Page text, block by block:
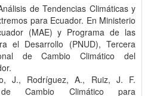
de Tendencias Climáticas y
para Ecuador. En Ministerio
(MAE) y Programa de las
el Desarrollo (PNUD), Tercera
de Cambio Climático del
J., Rodríguez, A., Ruiz, J. F.
de Cambio Climático para